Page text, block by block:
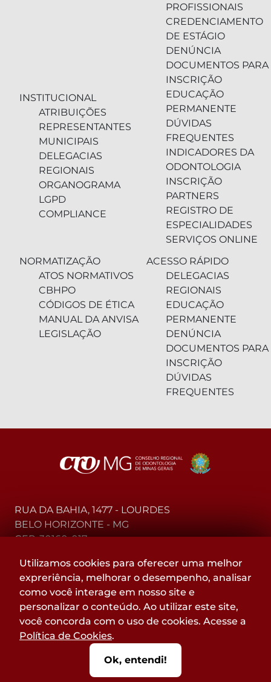
INSTITUCIONAL
ATRIBUIÇÕES
REPRESENTANTES
MUNICIPAIS
DELEGACIAS
REGIONAIS
ORGANOGRAMA
LGPD
COMPLIANCE
PROFISSIONAIS
CREDENCIAMENTO
DE ESTÁGIO
DENÚNCIA
DOCUMENTOS PARA
INSCRIÇÃO
EDUCAÇÃO
PERMANENTE
DÚVIDAS
FREQUENTES
INDICADORES DA
ODONTOLOGIA
INSCRIÇÃO
PARTNERS
REGISTRO DE
ESPECIALIDADES
SERVIÇOS ONLINE
NORMATIZAÇÃO
ATOS NORMATIVOS
CBHPO
CÓDIGOS DE ÉTICA
MANUAL DA ANVISA
LEGISLAÇÃO
ACESSO RÁPIDO
DELEGACIAS
REGIONAIS
EDUCAÇÃO
PERMANENTE
DENÚNCIA
DOCUMENTOS PARA
INSCRIÇÃO
DÚVIDAS
FREQUENTES
RUA DA BAHIA, 1477 - LOURDES
BELO HORIZONTE - MG
CEP: 30160-017
(31) 2104-3000 - WhatsApp
0800-015-4000 - Telefone
Acompanhe
@CROMGOFICIAL
nas redes sociais:
Utilizamos cookies para oferecer uma melhor
expreriência, melhorar o desempenho, analisar
como você interage em nosso site e
personalizar o conteúdo. Ao utilizar este site,
você concorda com o uso de cookies. Acesse a
Política de Cookies.
Ok, entendi!